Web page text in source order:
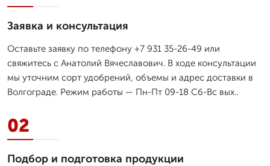
Заявка и консультация
Оставьте заявку по телефону +7 931 35-26-49 или
свяжитесь с Анатолий Вячеславович. В ходе консультации
мы уточним сорт удобрений, объемы и адрес доставки в
Волгограде. Режим работы — Пн-Пт 09-18 Сб-Вс вых..
02
Подбор и подготовка продукции